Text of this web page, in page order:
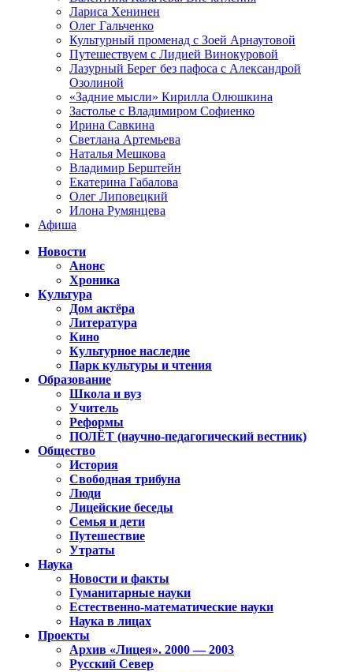
Лариса Хенинен
Олег Гальченко
Культурный променад с Зоей Арнаутовой
Путешествуем с Лидией Винокуровой
Лазурный Берег без пафоса с Александрой
Озолиной
«Задние мысли» Кирилла Олюшкина
Застолье с Владимиром Софиенко
Ирина Савкина
Светлана Артемьева
Наталья Мешкова
Владимир Берштейн
Екатерина Габалова
Олег Липовецкий
Илона Румянцева
Афиша
Новости
Анонс
Хроника
Культура
Дом актёра
Литература
Кино
Культурное наследие
Парк культуры и чтения
Образование
Школа и вуз
Учитель
Реформы
ПОЛЁТ (научно-педагогический вестник)
Общество
История
Свободная трибуна
Люди
Лицейские беседы
Семья и дети
Путешествие
Утраты
Наука
Новости и факты
Гуманитарные науки
Естественно-математические науки
Наука в лицах
Проекты
Архив «Лицея». 2000 — 2003
Русский Север